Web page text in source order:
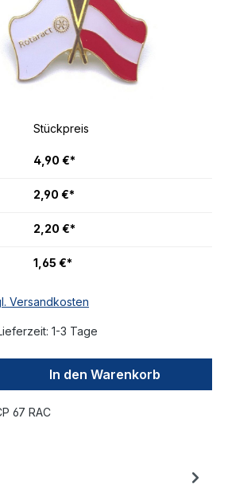
Stückpreis
4,90 €*
2,90 €*
2,20 €*
1,65 €*
Versandkosten
1-3 Tage
In den Warenkorb
67 RAC